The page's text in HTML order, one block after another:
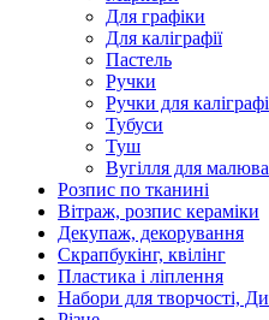
Для графіки
Для каліграфії
Пастель
Ручки
Ручки для
Тубуси
Туш
Вугілля для
Розпис по тканині
Вітраж, розпис кераміки
Декупаж, декорування
Скрапбукінг, квілінг
Пластика і ліплення
Набори для творчості,